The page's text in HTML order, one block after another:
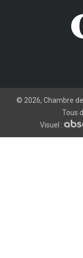
© 2026, Chambre
Tous
Visuel :